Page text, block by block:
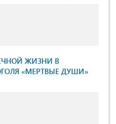
ЖИЗНИ В
«МЕРТВЫЕ ДУШИ»